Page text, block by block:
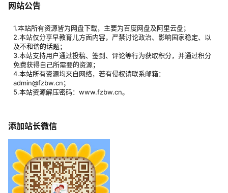
网站公告
1.本站所有资源皆为网盘下载，主要为百度网盘及阿里云盘；
2.本站仅分享早教育儿方面内容，严禁讨论政治、影响国家稳定、以
及不和谐的话题；
3.本站支持用户通过投稿、签到、评论等行为获取积分，并通过积分
免费获得自己所需要的资源；
4.本站所有资源均来自网络，若有侵权请联系邮箱：
admin@fzbw.cn；
5.本站资源解压密码：www.fzbw.cn。
添加站长微信